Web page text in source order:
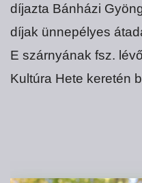
díjazta Bánházi
díjak ünnepélyes
E szárnyának fsz.
Kultúra Hete keretén